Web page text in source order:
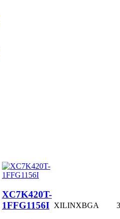
XC7K420T-
1FFG1156I XILINXBGA